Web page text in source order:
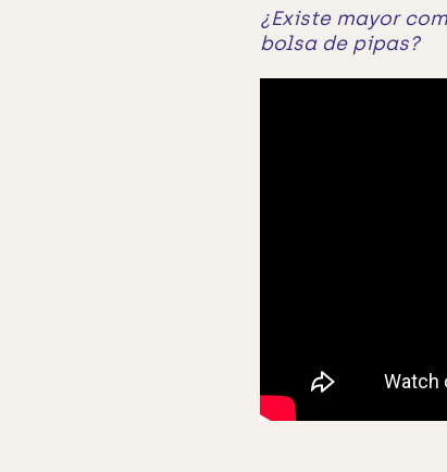
¿Existe mayor
bolsa de pipas?